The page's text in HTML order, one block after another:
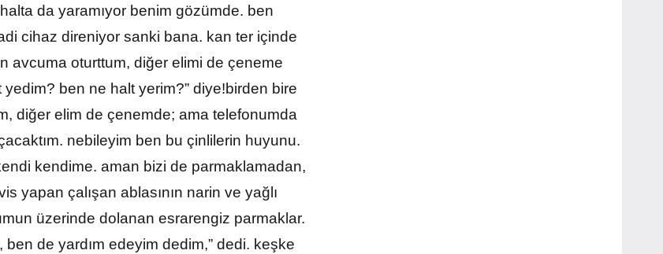
da yaramıyor benim gözümde. ben
cihaz direniyor sanki bana. kan ter içinde
avcuma oturttum, diğer elimi de çeneme
ben ne halt yerim?” diye!birden bire
diğer elim de çenemde; ama telefonumda
nebileyim ben bu çinlilerin huyunu.
kendime. aman bizi de parmaklamadan,
yapan çalışan ablasının narin ve yağlı
üzerinde dolanan esrarengiz parmaklar.
ben de yardım edeyim dedim,” dedi. keşke